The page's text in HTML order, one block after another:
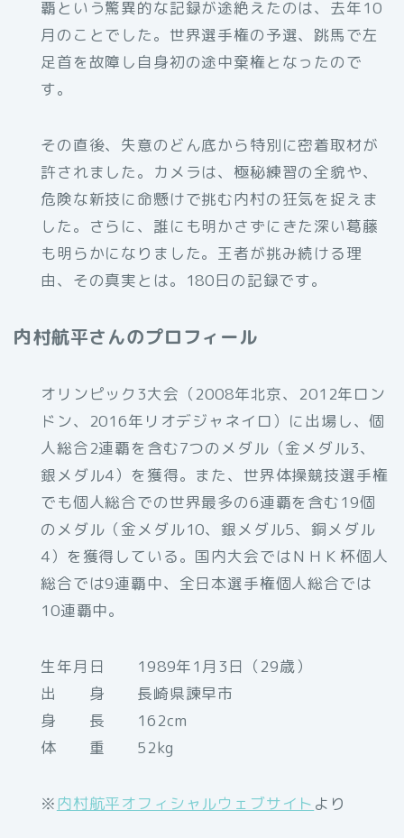
覇という驚異的な記録が途絶えたのは、去年10
月のことでした。世界選手権の予選、跳馬で左
足首を故障し自身初の途中棄権となったので
す。
その直後、失意のどん底から特別に密着取材が
許されました。カメラは、極秘練習の全貌や、
危険な新技に命懸けで挑む内村の狂気を捉えま
した。さらに、誰にも明かさずにきた深い葛藤
も明らかになりました。王者が挑み続ける理
由、その真実とは。180日の記録です。
内村航平さんのプロフィール
オリンピック3大会（2008年北京、2012年ロン
ドン、2016年リオデジャネイロ）に出場し、個
人総合2連覇を含む7つのメダル（金メダル3、
銀メダル4）を獲得。また、世界体操競技選手権
でも個人総合での世界最多の6連覇を含む19個
のメダル（金メダル10、銀メダル5、銅メダル
4）を獲得している。国内大会ではＮＨＫ杯個人
総合では9連覇中、全日本選手権個人総合では
10連覇中。
生年月日 1989年1月3日（29歳）
出 身 長崎県諫早市
身 長 162cm
体 重 52kg
※ 内村航平オフィシャルウェブサイト より